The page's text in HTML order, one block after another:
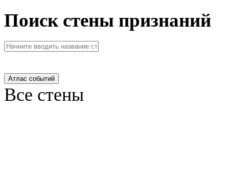
Поиск стены признаний
Атлас событий
Все стены